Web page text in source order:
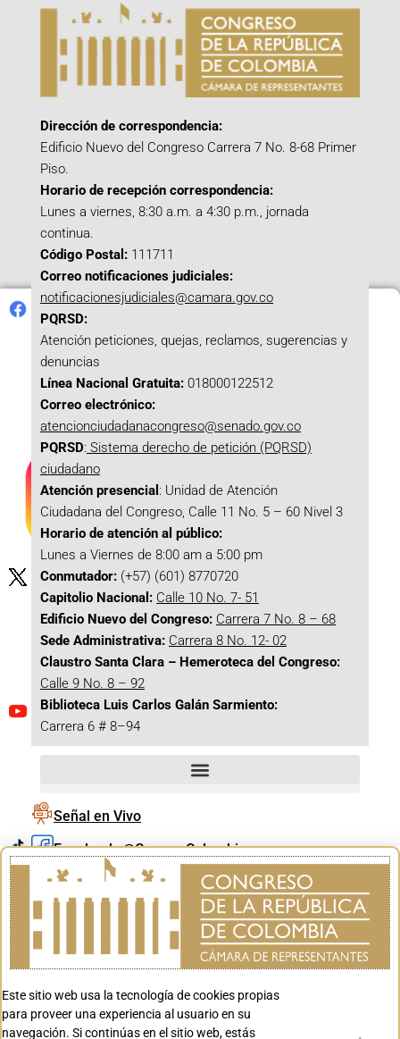
Dirección de correspondencia:
Edificio Nuevo del Congreso Carrera 7 No. 8-68 Primer
Piso.
Horario de recepción correspondencia:
Lunes a viernes, 8:30 a.m. a 4:30 p.m., jornada
continua.
Código Postal: 111711
Correo notificaciones judiciales:
notificacionesjudiciales@camara.gov.co
PQRSD:
Atención peticiones, quejas, reclamos, sugerencias y
denuncias
Línea Nacional Gratuita: 018000122512
Correo electrónico:
atencionciudadanacongreso@senado.gov.co
PQRSD: Sistema derecho de petición (PQRSD)
ciudadano
Atención presencial : Unidad de Atención
Ciudadana del Congreso, Calle 11 No. 5 – 60 Nivel 3
Horario de atención al público:
Lunes a Viernes de 8:00 am a 5:00 pm
Conmutador: (+57) (601) 8770720
Capitolio Nacional: Calle 10 No. 7- 51
Edificio Nuevo del Congreso: Carrera 7 No. 8 – 68
Sede Administrativa: Carrera 8 No. 12- 02
Claustro Santa Clara – Hemeroteca del Congreso:
Calle 9 No. 8 – 92
Biblioteca Luis Carlos Galán Sarmiento:
Carrera 6 # 8–94
Señal en Vivo
Facebook_@CamaraColombia
Instagram_@CamaraColombia
X_@CamaraColombia
Youtube_@CamaraColombia
Youtube_@CanalCongreso
Este sitio web usa la tecnología de cookies propias
para proveer una experiencia al usuario en su
navegación. Si continúas en el sitio web, estás